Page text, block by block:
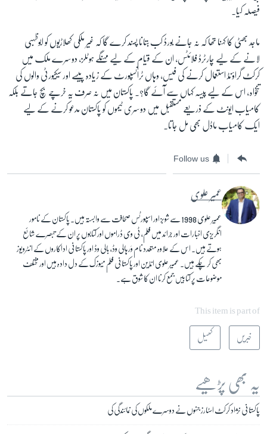
فیصلہ کیا۔
ماجد بھٹی کا کہنا تھا کہ نہ جانے بورڈ کب بتانا پسند کرے گا کہ غیر ملکی کھلاڑیوں کو ابوظہبی
لانے کے لیے چارٹرڈ فلائٹس، ان کے قیام کے لیے مہنگے ہوٹلز، دوسرے ملک میں
کرکٹ گراؤنڈ استعمال کرنے کی فیس، وہاں ٹرانسپورٹ کے زیادہ پیسے اور سیکیورٹی والوں کی
تنخواہ، اس کے لیے پیسہ کہاں سے آئے گا؟۔ پاکستان میں نہ صرف یہ خرچے بچ جاتے بلکہ
کامیاب ایونٹ کے ذریعے مستقبل میں دوسری ٹیموں کو پاکستان مدعو کرنے کے لیے
ایک کامیاب ماڈل بھی مل جاتا۔
Follow us
عمیر علوی
عمیر علوی 1998 سے شوبز اور اسپورٹس صحافت سے وابستہ ہیں۔ پاکستان کے نامور
انگریزی اخبارات اور جرائد میں فلم، ٹی وی ڈراموں اور کتابوں پر ان کے تبصرے شائع
ہوتے ہیں۔ اس کے علاوہ متعدد نام وَر ہالی وڈ، بالی وڈ اور پاکستانی اداکاروں کے انٹرویوز
بھی کر چکے ہیں۔ عمیر علوی انڈین اور پاکستانی فلم میوزک کے دل دادہ ہیں اور مختلف
موضوعات پر کتابیں جمع کرنا ان کا شوق ہے۔
This item is part of
خبریں کھیل
یہ بھی پڑھیے
پاکستانی نژاد کرکٹ اسٹارز جنہوں نے دوسرے ملکوں کی نمائندگی کی